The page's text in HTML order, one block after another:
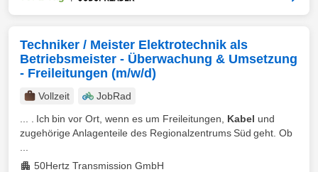
Techniker / Meister Elektrotechnik als
Betriebsmeister - Überwachung & Umsetzung
- Freileitungen (m/w/d)
Vollzeit
JobRad
... . Ich bin vor Ort, wenn es um Freileitungen, Kabel und
zugehörige Anlagenteile des Regionalzentrums Süd geht. Ob
50Hertz Transmission GmbH